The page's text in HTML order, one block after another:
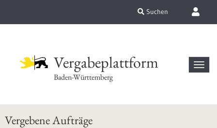
Suchen
Vergabeplattform
Baden-Württemberg
Vergebene Aufträge